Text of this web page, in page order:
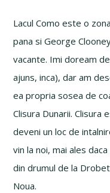
Lacul Como este o
pana si George
vacante. Imi doream
ajuns, inca), dar am
ea propria sosea de
Clisura Dunarii.
deveni un loc de
vin la noi, mai ales
din drumul de la
Noua.